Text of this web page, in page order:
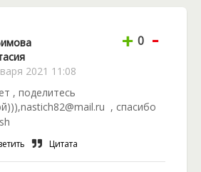
планы могут пошатнуться,
встретится некто, о ком она
И что же выберет героиня:
2021 11:08
+ 0 -
, поделитесь
, спасибо
Цитата